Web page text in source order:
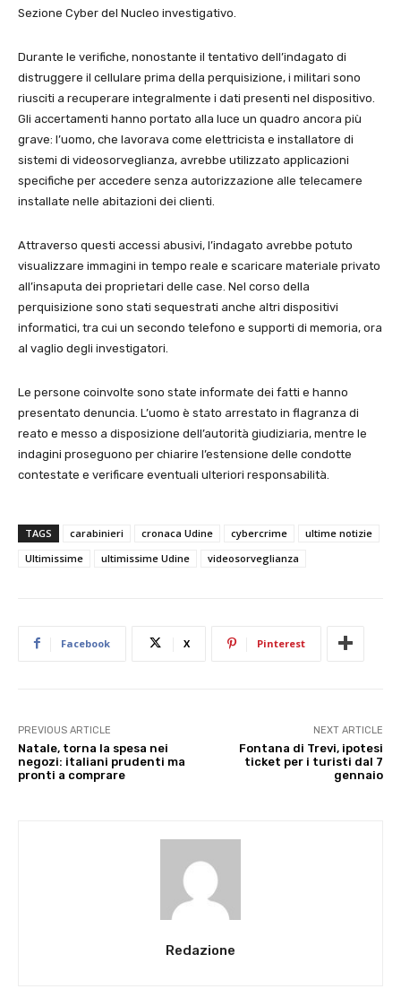
Sezione Cyber del Nucleo investigativo.
Durante le verifiche, nonostante il tentativo dell’indagato di
distruggere il cellulare prima della perquisizione, i militari sono
riusciti a recuperare integralmente i dati presenti nel dispositivo.
Gli accertamenti hanno portato alla luce un quadro ancora più
grave: l’uomo, che lavorava come elettricista e installatore di
sistemi di videosorveglianza, avrebbe utilizzato applicazioni
specifiche per accedere senza autorizzazione alle telecamere
installate nelle abitazioni dei clienti.
Attraverso questi accessi abusivi, l’indagato avrebbe potuto
visualizzare immagini in tempo reale e scaricare materiale privato
all’insaputa dei proprietari delle case. Nel corso della
perquisizione sono stati sequestrati anche altri dispositivi
informatici, tra cui un secondo telefono e supporti di memoria, ora
al vaglio degli investigatori.
Le persone coinvolte sono state informate dei fatti e hanno
presentato denuncia. L’uomo è stato arrestato in flagranza di
reato e messo a disposizione dell’autorità giudiziaria, mentre le
indagini proseguono per chiarire l’estensione delle condotte
contestate e verificare eventuali ulteriori responsabilità.
TAGS carabinieri cronaca Udine cybercrime
ultime notizie
Ultimissime
ultimissime Udine videosorveglianza
Facebook X Pinterest
PREVIOUS ARTICLE
Natale, torna la spesa nei
negozi: italiani prudenti ma
pronti a comprare
NEXT ARTICLE
Fontana di Trevi, ipotesi
ticket per i turisti dal 7
gennaio
Redazione